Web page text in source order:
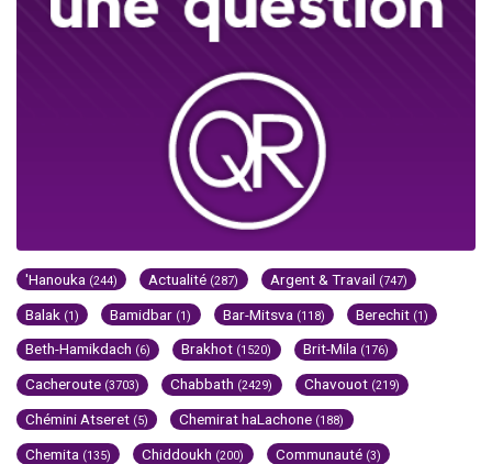
'Hanouka (244) Actualité (287) Argent & Travail (747)
Balak (1) Bamidbar (1) Bar-Mitsva (118) Berechit (1)
Beth-Hamikdach (6) Brakhot (1520) Brit-Mila (176)
Cacheroute (3703) Chabbath (2429) Chavouot (219)
Chémini Atseret (5) Chemirat haLachone (188)
Chemita (135) Chiddoukh (200) Communauté (3)